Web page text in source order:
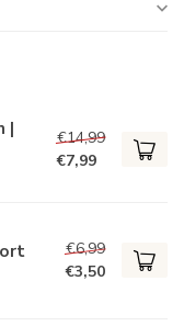
|
€14,99
€7,99
€6,99
€3,50